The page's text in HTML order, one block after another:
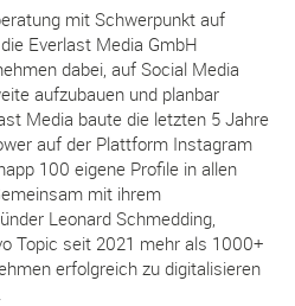
mit Schwerpunkt auf
Everlast Media GmbH
dabei, auf Social Media
aufzubauen und planbar
Media baute die letzten 5 Jahre
auf der Plattform Instagram
100 eigene Profile in allen
mit ihrem
Leonard Schmedding,
Topic seit 2021 mehr als 1000+
erfolgreich zu digitalisieren